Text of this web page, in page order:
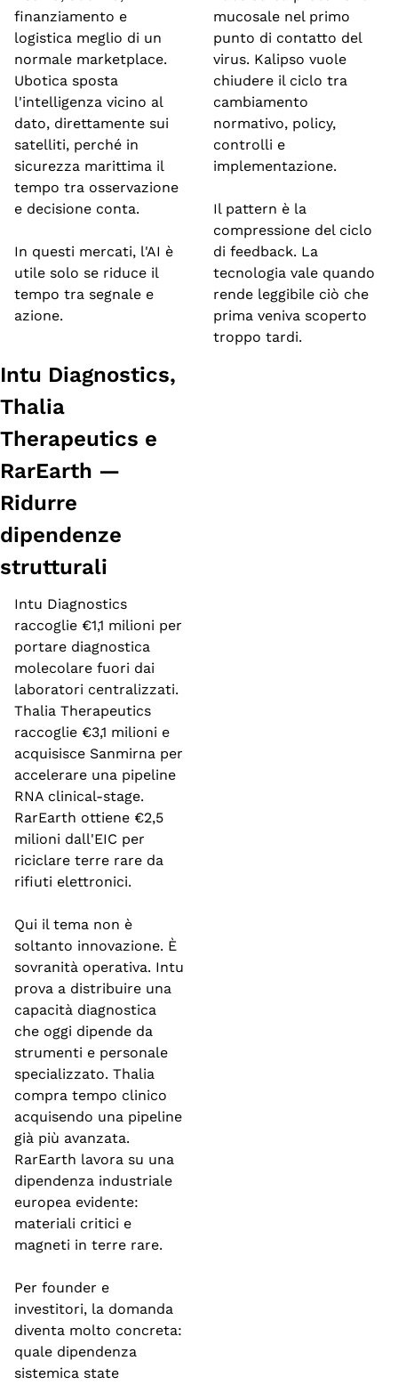
finanziamento e
logistica meglio di un
normale marketplace.
Ubotica sposta
l'intelligenza vicino al
dato, direttamente sui
satelliti, perché in
sicurezza marittima il
tempo tra osservazione
e decisione conta.
In questi mercati, l'AI è
utile solo se riduce il
tempo tra segnale e
azione.
mucosale nel primo
punto di contatto del
virus. Kalipso vuole
chiudere il ciclo tra
cambiamento
normativo, policy,
controlli e
implementazione.
Il pattern è la
compressione del ciclo
di feedback. La
tecnologia vale quando
rende leggibile ciò che
prima veniva scoperto
troppo tardi.
Intu Diagnostics,
Thalia
Therapeutics e
RarEarth —
Ridurre
dipendenze
strutturali
Intu Diagnostics
raccoglie €1,1 milioni per
portare diagnostica
molecolare fuori dai
laboratori centralizzati.
Thalia Therapeutics
raccoglie €3,1 milioni e
acquisisce Sanmirna per
accelerare una pipeline
RNA clinical-stage.
RarEarth ottiene €2,5
milioni dall'EIC per
riciclare terre rare da
rifiuti elettronici.
Qui il tema non è
soltanto innovazione. È
sovranità operativa. Intu
prova a distribuire una
capacità diagnostica
che oggi dipende da
strumenti e personale
specializzato. Thalia
compra tempo clinico
acquisendo una pipeline
già più avanzata.
RarEarth lavora su una
dipendenza industriale
europea evidente:
materiali critici e
magneti in terre rare.
Per founder e
investitori, la domanda
diventa molto concreta:
quale dipendenza
sistemica state